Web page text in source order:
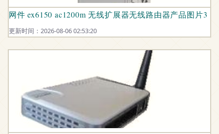
网件 ex6150 ac1200m 无线扩展器无线路由器产品图片3
更新时间：2026-08-06 02:53:20